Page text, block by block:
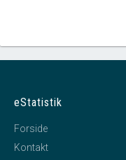
eStatistik
Forside
Kontakt